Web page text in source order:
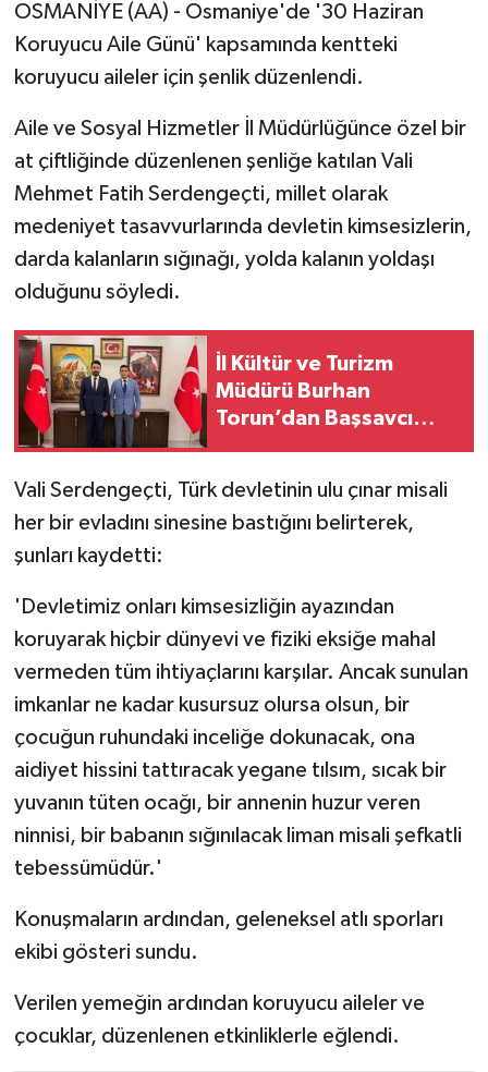
OSMANİYE (AA) - Osmaniye'de '30 Haziran
Koruyucu Aile Günü' kapsamında kentteki
koruyucu aileler için şenlik düzenlendi.
Aile ve Sosyal Hizmetler İl Müdürlüğünce özel bir
at çiftliğinde düzenlenen şenliğe katılan Vali
Mehmet Fatih Serdengeçti, millet olarak
medeniyet tasavvurlarında devletin kimsesizlerin,
darda kalanların sığınağı, yolda kalanın yoldaşı
olduğunu söyledi.
İl Kültür ve Turizm
Müdürü Burhan
Torun’dan Başsavcı
Vali Serdengeçti, Türk devletinin ulu çınar misali
her bir evladını sinesine bastığını belirterek,
şunları kaydetti:
'Devletimiz onları kimsesizliğin ayazından
koruyarak hiçbir dünyevi ve fiziki eksiğe mahal
vermeden tüm ihtiyaçlarını karşılar. Ancak sunulan
imkanlar ne kadar kusursuz olursa olsun, bir
çocuğun ruhundaki inceliğe dokunacak, ona
aidiyet hissini tattıracak yegane tılsım, sıcak bir
yuvanın tüten ocağı, bir annenin huzur veren
ninnisi, bir babanın sığınılacak liman misali şefkatli
tebessümüdür.'
Konuşmaların ardından, geleneksel atlı sporları
ekibi gösteri sundu.
Verilen yemeğin ardından koruyucu aileler ve
çocuklar, düzenlenen etkinliklerle eğlendi.